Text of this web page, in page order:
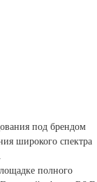
под брендом
широкого спектра
полного